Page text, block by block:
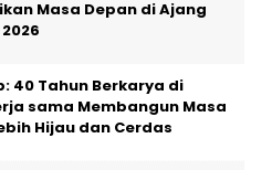
Masa Depan di Ajang
40 Tahun Berkarya di
sama Membangun Masa
Hijau dan Cerdas